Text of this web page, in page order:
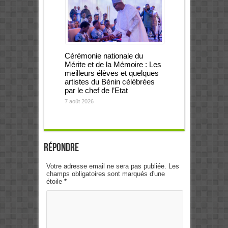
Cérémonie nationale du
Mérite et de la Mémoire : Les
meilleurs élèves et quelques
artistes du Bénin célébrées
par le chef de l’Etat
7 août 2026
Répondre
Votre adresse email ne sera pas publiée. Les
champs obligatoires sont marqués d'une
étoile *